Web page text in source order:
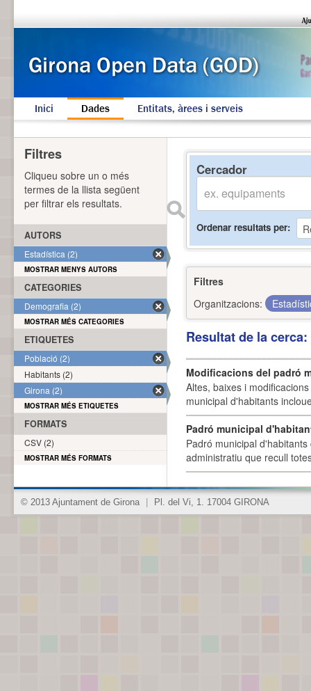
Inici Dades Entitats, àrees i serveis
Cercador
Ordenar resultats per
Filtres
Organitzacions:
Resultat de la
Modificacions del padró
Altes, baixes i
municipal d'habitants
Padró municipal
Padró municipal
administratiu que recull
Filtres
Cliqueu sobre un o més
termes de la llista següent
per filtrar els resultats.
AUTORS
Estadística (2)
MOSTRAR MENYS AUTORS
CATEGORIES
Demografia (2)
MOSTRAR MÉS CATEGORIES
ETIQUETES
Població (2)
Habitants (2)
Girona (2)
MOSTRAR MÉS ETIQUETES
FORMATS
CSV (2)
MOSTRAR MÉS FORMATS
© 2013 Ajuntament de Girona Pl. del Vi, 1. 17004 GIRONA